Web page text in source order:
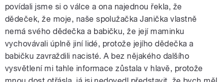
povídali jsme si o válce a ona najednou řekla, že
dědeček, že moje, naše spolužačka Janička vlastně
nemá svého dědečka a babičku, že její maminku
vychovávali úplně jiní lidé, protože jejího dědečka a
babičku zavraždili nacisté. A bez nějakého dalšího
vysvětlení mi tahle informace zůstala v hlavě, protože